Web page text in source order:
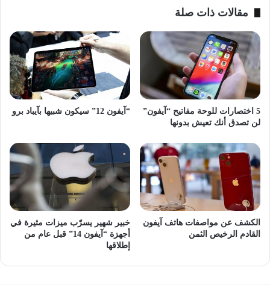
A15 Bionic التي تطورها شركتهم، وبشاشات عالية التردد، والعديد
آيفون
مقالات ذات صلة
5 اختصارات للوحة مفاتيح “آيفون”
لن تصدق أنك تعيش بدونها
“آيفون 12” سيكون شبيها بآيباد برو
الكشف عن مواصفات هاتف آيفون
القادم الرخيص الثمن
خبير شهير يسرّب ميزات مثيرة في
أجهزة “آيفون 14” قبل عام من
إطلاقها